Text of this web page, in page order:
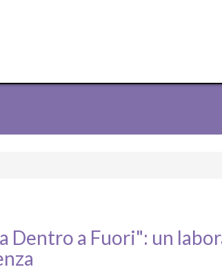
Dentro a Fuori": un